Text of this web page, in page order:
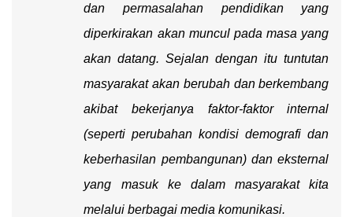
dan permasalahan pendidikan yang
diperkirakan akan muncul pada masa yang
akan datang. Sejalan dengan itu tuntutan
masyarakat akan berubah dan berkembang
akibat bekerjanya faktor-faktor internal
(seperti perubahan kondisi demografi dan
keberhasilan pembangunan) dan eksternal
yang masuk ke dalam masyarakat kita
melalui berbagai media komunikasi.